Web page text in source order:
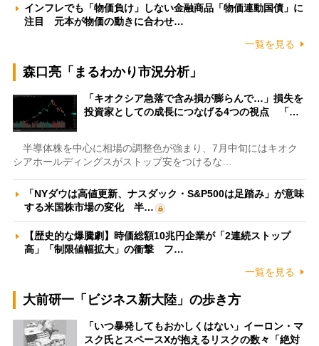
インフレでも「物価負け」しない金融商品「物価連動国債」に
注目 元本が物価の動きに合わせ…
一覧を見る
森口亮「まるわかり市況分析」
「キオクシア急落で含み損が膨らんで…」損失を
投資家としての成長につなげる4つの視点 「…
半導体株を中心に相場の調整色が強まり、7月中旬にはキオク
シアホールディングスがストップ安をつけるな…
「NYダウは高値更新、ナスダック・S&P500は足踏み」が意味
する米国株市場の変化 半…
【歴史的な爆騰劇】時価総額10兆円企業が「2連続ストップ
高」「制限値幅拡大」の衝撃 フ…
一覧を見る
大前研一「ビジネス新大陸」の歩き方
「いつ暴発してもおかしくはない」イーロン・マ
スク氏とスペースXが抱えるリスクの数々「絶対